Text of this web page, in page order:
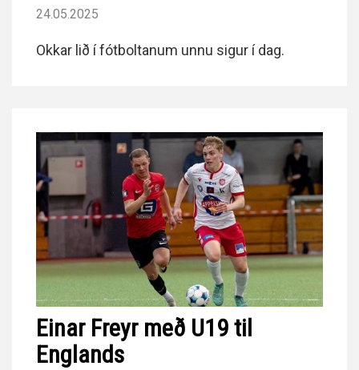
24.05.2025
Okkar lið í fótboltanum unnu sigur í dag.
Einar Freyr með U19 til
Englands